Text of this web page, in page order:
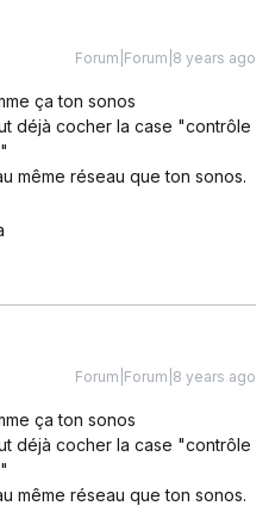
Forum|Forum|8 years ago
ça ton sonos
déjà cocher la case "contrôle
même réseau que ton sonos.
Forum|Forum|8 years ago
ça ton sonos
déjà cocher la case "contrôle
même réseau que ton sonos.